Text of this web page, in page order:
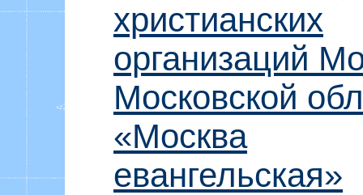
христианских
организаций
Московской
«Москва
евангельская»